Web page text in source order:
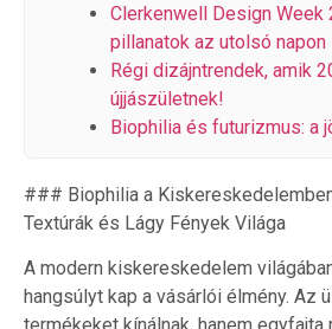
Clerkenwell Design Week
pillanatok az utolsó napon
Régi dizájntrendek, amik
újjászületnek!
Biophilia és futurizmus: a
### Biophilia a
Textúrák és Lágy Fények Világa
A modern kiskereskedelem
hangsúlyt kap a vásárlói élmény. Az